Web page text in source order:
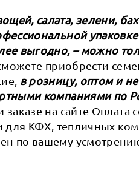
салата, зелени,
выгодно, – можно
приобрести
в розницу, оптом и
компаниями по
заказе на сайте Оплата
для КФХ, тепличных
по вашему